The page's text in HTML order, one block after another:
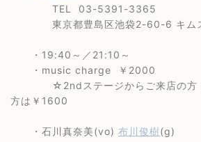
TEL 03-5391-3365
東京都豊島区池袋2-60-6 キムス
・19:40～／21:10～
・music charge ￥2000
☆2ndステージからご来店の方 ＆
方は￥1600
・石川真奈美(vo) 布川俊樹(g)